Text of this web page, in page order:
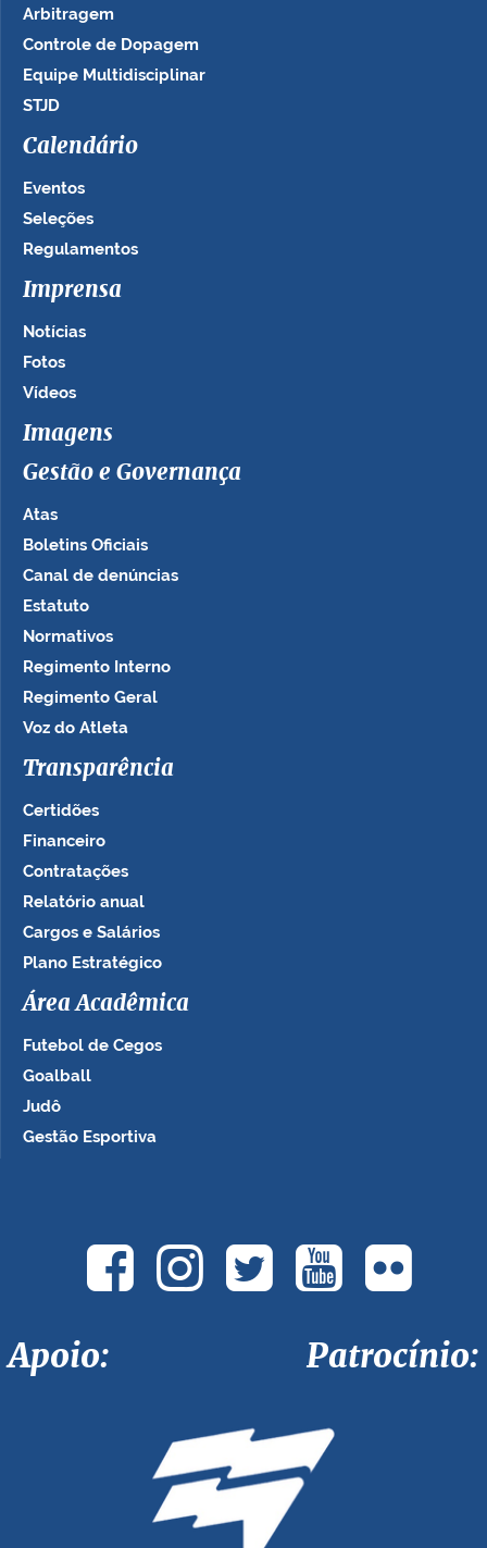
Arbitragem
Controle de Dopagem
Equipe Multidisciplinar
STJD
Calendário
Eventos
Seleções
Regulamentos
Imprensa
Notícias
Fotos
Vídeos
Imagens
Gestão e Governança
Atas
Boletins Oficiais
Canal de denúncias
Estatuto
Normativos
Regimento Interno
Regimento Geral
Voz do Atleta
Transparência
Certidões
Financeiro
Contratações
Relatório anual
Cargos e Salários
Plano Estratégico
Área Acadêmica
Futebol de Cegos
Goalball
Judô
Gestão Esportiva
Apoio: Patrocínio: